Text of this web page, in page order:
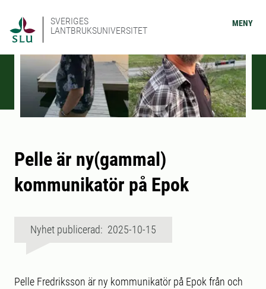
SVERIGES
LANTBRUKSUNIVERSITET
MENY
Pelle är ny(gammal)
kommunikatör på Epok
Nyhet publicerad: 2025-10-15
Pelle Fredriksson är ny kommunikatör på Epok från och